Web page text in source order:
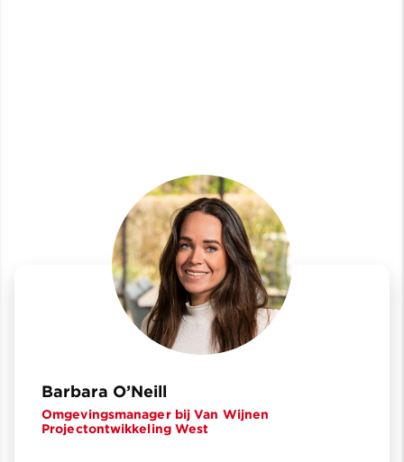
Barbara O’Neill
Omgevingsmanager bij Van Wijnen
Projectontwikkeling West